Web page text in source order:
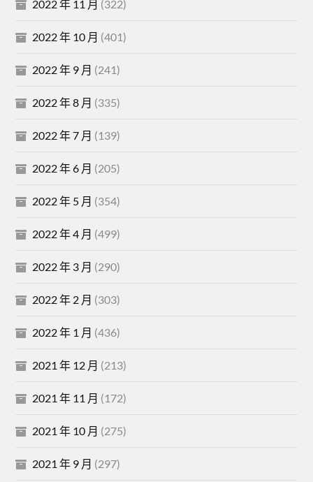
2022 年 11 月 (322)
2022 年 10 月 (401)
2022 年 9 月 (241)
2022 年 8 月 (335)
2022 年 7 月 (139)
2022 年 6 月 (205)
2022 年 5 月 (354)
2022 年 4 月 (499)
2022 年 3 月 (290)
2022 年 2 月 (303)
2022 年 1 月 (436)
2021 年 12 月 (213)
2021 年 11 月 (172)
2021 年 10 月 (275)
2021 年 9 月 (297)